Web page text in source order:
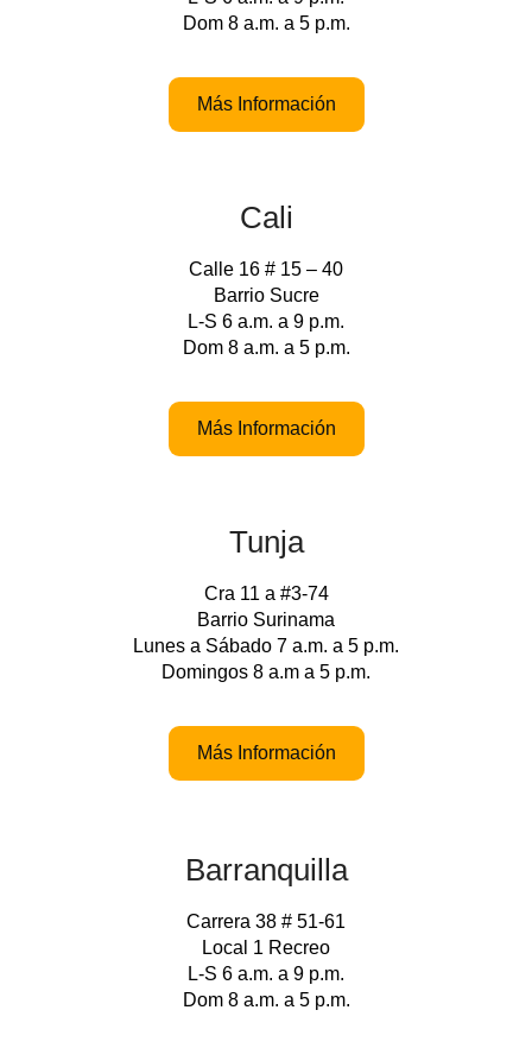
Dom 8 a.m. a 5 p.m.
Más Información
Cali
Calle 16 # 15 – 40
Barrio Sucre
L-S 6 a.m. a 9 p.m.
Dom 8 a.m. a 5 p.m.
Más Información
Tunja
Cra 11 a #3-74
Barrio Surinama
Lunes a Sábado 7 a.m. a 5 p.m.
Domingos 8 a.m a 5 p.m.
Más Información
Barranquilla
Carrera 38 # 51-61
Local 1 Recreo
L-S 6 a.m. a 9 p.m.
Dom 8 a.m. a 5 p.m.